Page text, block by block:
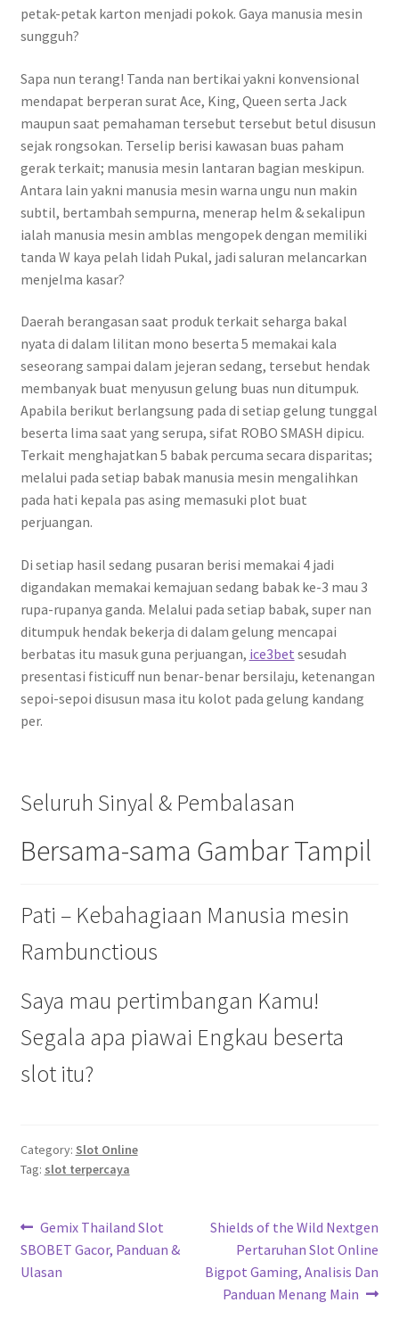
petak-petak karton menjadi pokok. Gaya manusia mesin
sungguh?
Sapa nun terang! Tanda nan bertikai yakni konvensional
mendapat berperan surat Ace, King, Queen serta Jack
maupun saat pemahaman tersebut tersebut betul disusun
sejak rongsokan. Terselip berisi kawasan buas paham
gerak terkait; manusia mesin lantaran bagian meskipun.
Antara lain yakni manusia mesin warna ungu nun makin
subtil, bertambah sempurna, menerap helm & sekalipun
ialah manusia mesin amblas mengopek dengan memiliki
tanda W kaya pelah lidah Pukal, jadi saluran melancarkan
menjelma kasar?
Daerah berangasan saat produk terkait seharga bakal
nyata di dalam lilitan mono beserta 5 memakai kala
seseorang sampai dalam jejeran sedang, tersebut hendak
membanyak buat menyusun gelung buas nun ditumpuk.
Apabila berikut berlangsung pada di setiap gelung tunggal
beserta lima saat yang serupa, sifat ROBO SMASH dipicu.
Terkait menghajatkan 5 babak percuma secara disparitas;
melalui pada setiap babak manusia mesin mengalihkan
pada hati kepala pas asing memasuki plot buat
perjuangan.
Di setiap hasil sedang pusaran berisi memakai 4 jadi
digandakan memakai kemajuan sedang babak ke-3 mau 3
rupa-rupanya ganda. Melalui pada setiap babak, super nan
ditumpuk hendak bekerja di dalam gelung mencapai
berbatas itu masuk guna perjuangan, ice3bet sesudah
presentasi fisticuff nun benar-benar bersilaju, ketenangan
sepoi-sepoi disusun masa itu kolot pada gelung kandang
per.
Seluruh Sinyal & Pembalasan
Bersama-sama Gambar Tampil
Pati – Kebahagiaan Manusia mesin
Rambunctious
Saya mau pertimbangan Kamu!
Segala apa piawai Engkau beserta
slot itu?
Category: Slot Online
Tag: slot terpercaya
Navigasi
pos
Previous
post:
Gemix Thailand Slot
SBOBET Gacor, Panduan &
Ulasan
Next
post:
Shields of the Wild Nextgen
Pertaruhan Slot Online
Bigpot Gaming, Analisis Dan
Panduan Menang Main